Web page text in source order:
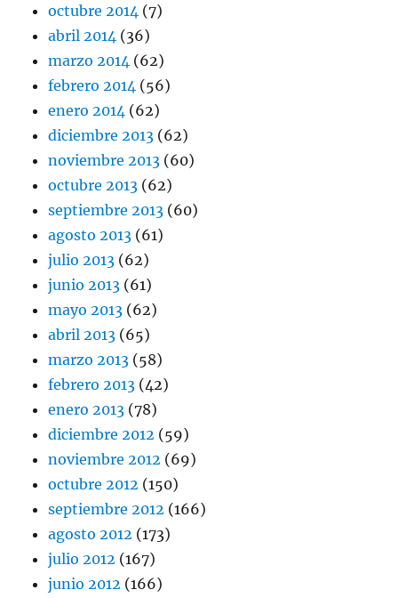
octubre 2014 (7)
abril 2014 (36)
marzo 2014 (62)
febrero 2014 (56)
enero 2014 (62)
diciembre 2013 (62)
noviembre 2013 (60)
octubre 2013 (62)
septiembre 2013 (60)
agosto 2013 (61)
julio 2013 (62)
junio 2013 (61)
mayo 2013 (62)
abril 2013 (65)
marzo 2013 (58)
febrero 2013 (42)
enero 2013 (78)
diciembre 2012 (59)
noviembre 2012 (69)
octubre 2012 (150)
septiembre 2012 (166)
agosto 2012 (173)
julio 2012 (167)
junio 2012 (166)